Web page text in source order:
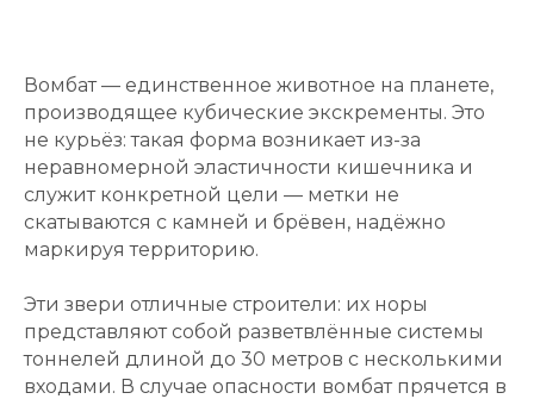
Вомбат — единственное животное на планете,
производящее кубические экскременты. Это
не курьёз: такая форма возникает из-за
неравномерной эластичности кишечника и
служит конкретной цели — метки не
скатываются с камней и брёвен, надёжно
маркируя территорию.
Эти звери отличные строители: их норы
представляют собой разветвлённые системы
тоннелей длиной до 30 метров с несколькими
входами. В случае опасности вомбат прячется в